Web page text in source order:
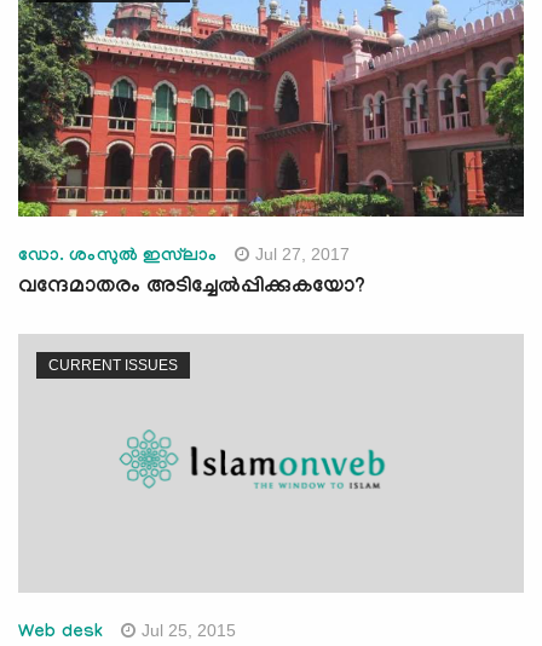
ഡോ. ശംസുല്‍ ഇസ്‌ലാം Jul 27, 2017
വന്ദേമാതരം അടിച്ചേല്‍പ്പിക്കുകയോ?
CURRENT ISSUES
Web desk Jul 25, 2015